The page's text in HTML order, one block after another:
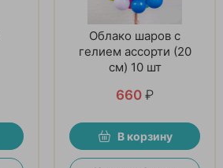
Облако шаров с
гелием ассорти (20
см) 10 шт
660 ₽
В корзину